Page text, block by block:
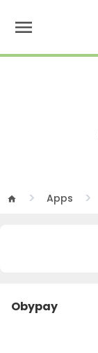
menu
home Apps
Obypay